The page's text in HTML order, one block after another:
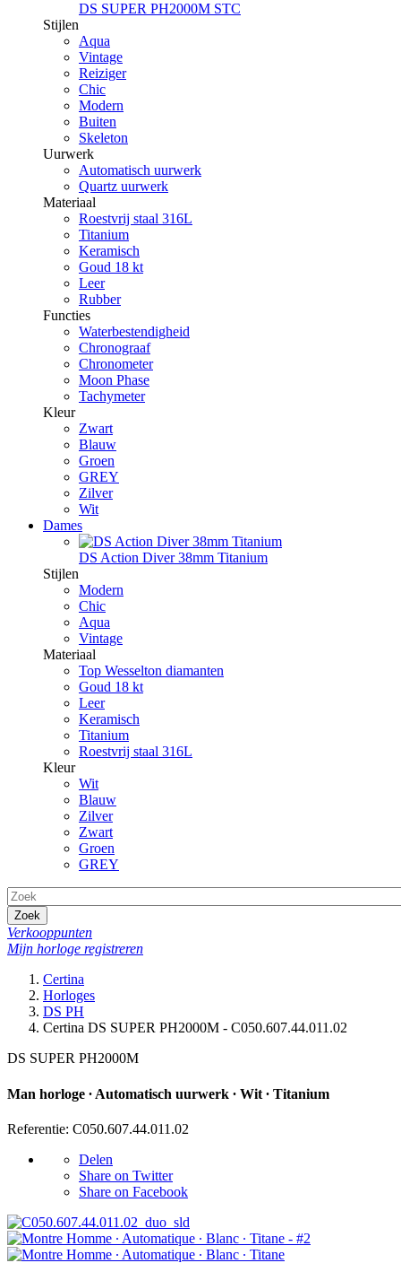
DS SUPER PH2000M STC
Stijlen
Aqua
Vintage
Reiziger
Chic
Modern
Buiten
Skeleton
Uurwerk
Automatisch uurwerk
Quartz uurwerk
Materiaal
Roestvrij staal 316L
Titanium
Keramisch
Goud 18 kt
Leer
Rubber
Functies
Waterbestendigheid
Chronograaf
Chronometer
Moon Phase
Tachymeter
Kleur
Zwart
Blauw
Groen
GREY
Zilver
Wit
Dames
DS Action Diver 38mm Titanium
Stijlen
Modern
Chic
Aqua
Vintage
Materiaal
Top Wesselton diamanten
Goud 18 kt
Leer
Keramisch
Titanium
Roestvrij staal 316L
Kleur
Wit
Blauw
Zilver
Zwart
Groen
GREY
Zoek
Verkooppunten
Mijn horloge registreren
Certina
Horloges
DS PH
Certina DS SUPER PH2000M - C050.607.44.011.02
DS SUPER PH2000M
Man horloge ∙ Automatisch uurwerk ∙ Wit ∙ Titanium
Referentie: C050.607.44.011.02
Delen
Share on Twitter
Share on Facebook